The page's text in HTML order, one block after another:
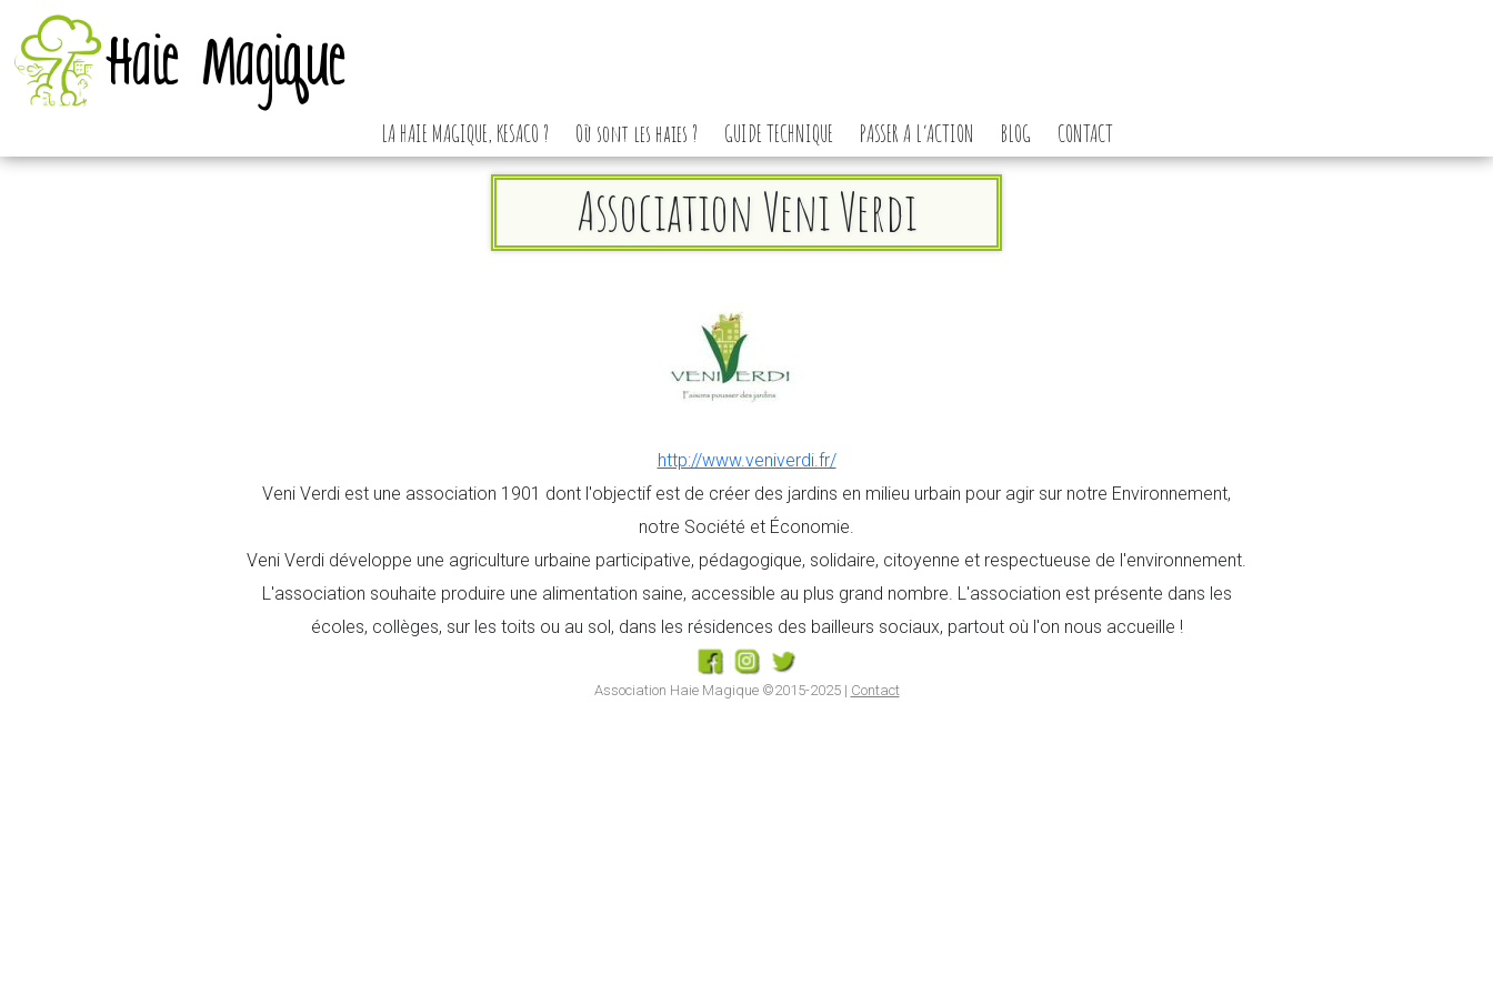
Haie Magique
LA HAIE MAGIQUE, KESACO ? Où sont les haies ? GUIDE TECHNIQUE PASSER A L’ACTION BLOG CONTACT
Association Veni Verdi
http://www.veniverdi.fr/
Veni Verdi est une association 1901 dont l'objectif est de créer des jardins en milieu urbain pour agir sur notre Environnement,
notre Société et Économie.
Veni Verdi développe une agriculture urbaine participative, pédagogique, solidaire, citoyenne et respectueuse de l'environnement.
L'association souhaite produire une alimentation saine, accessible au plus grand nombre. L'association est présente dans les
écoles, collèges, sur les toits ou au sol, dans les résidences des bailleurs sociaux, partout où l'on nous accueille !
Association Haie Magique ©2015-2025 | Contact